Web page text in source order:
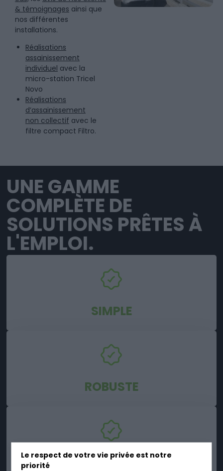
Le respect de votre vie privée est notre
priorité
& témoignages ainsi que
nos différentes
installations.
Réalisations
assainissement
individuel avec la
micro-station Tricel
Novo
Réalisations
d’assainissement
non collectif avec le
filtre compact Filtro.
UNE GAMME
COMPLÈTE DE
SOLUTIONS PRÊTES À
L'EMPLOI.
SIMPLE
ROBUSTE
FIABLE